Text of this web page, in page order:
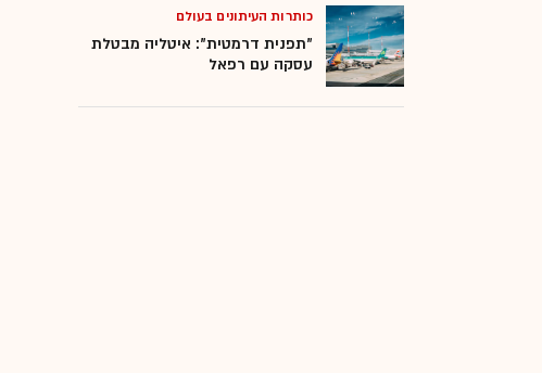
כותרות העיתונים בעולם
"תפנית דרמטית": איטליה מבטלת
עסקה עם רפאל